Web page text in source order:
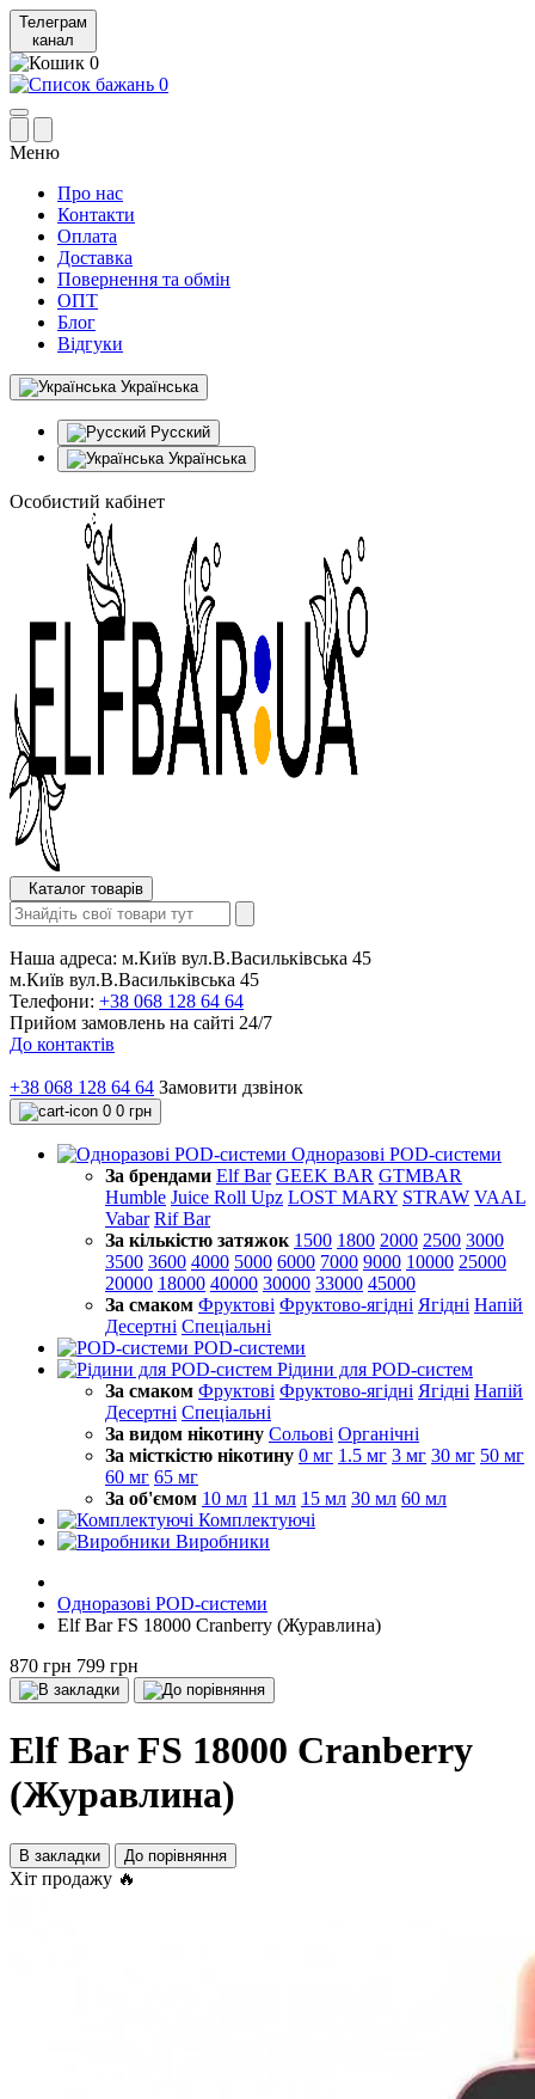
Телеграм
канал
0
0
Меню
Про нас
Контакти
Оплата
Доставка
Повернення та обмін
ОПТ
Блог
Відгуки
Українська
Русский
Українська
Особистий кабінет
Каталог товарів
Наша адреса: м.Київ вул.В.Васильківська 45
м.Київ вул.В.Васильківська 45
Телефони: +38 068 128 64 64
Прийом замовлень на сайті 24/7
До контактів
+38 068 128 64 64 Замовити дзвінок
0 0 грн
Одноразові POD-системи
За брендами Elf Bar GEEK BAR GTMBAR
Humble Juice Roll Upz LOST MARY STRAW VAAL
Vabar Rif Bar
За кількістю затяжок 1500 1800 2000 2500 3000
3500 3600 4000 5000 6000 7000 9000 10000 25000
20000 18000 40000 30000 33000 45000
За смаком Фруктові Фруктово-ягідні Ягідні Напій
Десертні Спеціальні
POD-системи
Рідини для POD-систем
За смаком Фруктові Фруктово-ягідні Ягідні Напій
Десертні Спеціальні
За видом нікотину Сольові Органічні
За місткістю нікотину 0 мг 1.5 мг 3 мг 30 мг 50 мг
60 мг 65 мг
За об'ємом 10 мл 11 мл 15 мл 30 мл 60 мл
Комплектуючі
Виробники
Одноразові POD-системи
Elf Bar FS 18000 Cranberry (Журавлина)
870 грн 799 грн
Elf Bar FS 18000 Cranberry
(Журавлина)
В закладки До порівняння
Хіт продажу 🔥